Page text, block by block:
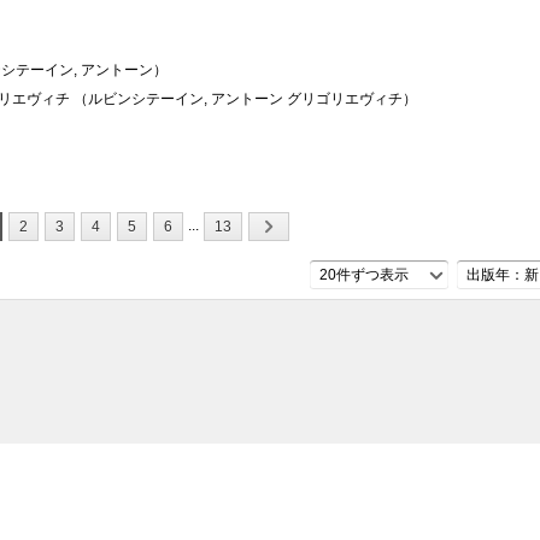
テーイン, アントーン）
エヴィチ （ルビンシテーイン, アントーン グリゴリエヴィチ）
2 3 4 5 6 ... 13
20件ずつ表示 出版年：